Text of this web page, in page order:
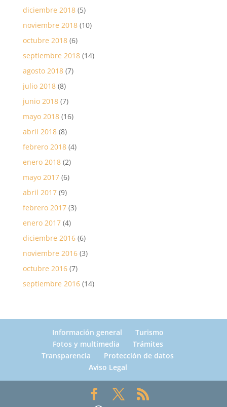
diciembre 2018(5)
noviembre 2018(10)
octubre 2018(6)
septiembre 2018(14)
agosto 2018(7)
julio 2018(8)
junio 2018(7)
mayo 2018(16)
abril 2018(8)
febrero 2018(4)
enero 2018(2)
mayo 2017(6)
abril 2017(9)
febrero 2017(3)
enero 2017(4)
diciembre 2016(6)
noviembre 2016(3)
octubre 2016(7)
septiembre 2016(14)
Información general
Turismo
Fotos y multimedia
Trámites
Transparencia
Protección de datos
Aviso Legal